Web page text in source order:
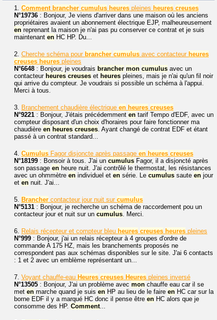
1. Comment brancher cumulus heures pleines heures creuses
N°19736 : Bonjour, Je viens d'arriver dans une maison où les anciens
propriétaires avaient un abonnement électrique EJP, malheureusement
en reprenant la maison je n'ai pas pu conserver ce contrat et je suis
maintenant en HC HP. Du...
2. Cherche schéma pour brancher cumulus avec contacteur heures
creuses heures pleines
N°6648 : Bonjour, je voudrais brancher mon cumulus avec un
contacteur heures creuses et heures pleines, mais je n'ai qu'un fil noir
qui arrive du compteur. Je voudrais si possible un schéma à l'appui.
Merci à tous.
3. Branchement chaudière électrique en heures creuses
N°9221 : Bonjour, J'étais précédemment en tarif Tempo d'EDF, avec un
compteur disposant d'un choix d'horaires pour faire fonctionner ma
chaudière en heures creuses. Ayant changé de contrat EDF et étant
passé à un contrat standard...
4. Cumulus Fagor disjoncte après passage en heures creuses
N°18199 : Bonsoir à tous. J'ai un cumulus Fagor, il a disjoncté après
son passage en heure nuit. J'ai contrôlé le thermostat, les résistances
avec un ohmmètre en individuel et en série. Le cumulus saute en jour
et en nuit. J'ai...
5. Brancher contacteur jour nuit sur cumulus
N°5131 : Bonjour, je recherche un schéma de raccordement pou un
contacteur jour et nuit sur un cumulus. Merci.
6. Relais récepteur et compteur bleu heures creuses heures pleines
N°999 : Bonjour, j'ai un relais récepteur à 4 groupes d'ordre de
commande A 175 HZ, mais les branchements proposés ne
correspondent pas aux schémas disponibles sur le site. J'ai 6 contacts
: 1 et 2 avec un emblème représentant un...
7. Voyant chauffe-eau Heures creuses Heures pleines inversé
N°13505 : Bonjour, J'ai un problème avec mon chauffe eau car il se
met en marche quand je suis en HP au lieu de le faire en HC car sur la
borne EDF il y a marqué HC donc il pense être en HC alors que je
consomme des HP. Comment...